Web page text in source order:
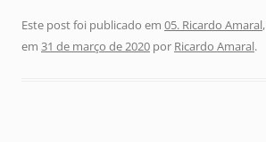
Este post foi publicado em 05. Ricardo Amaral,
em 31 de março de 2020 por Ricardo Amaral.